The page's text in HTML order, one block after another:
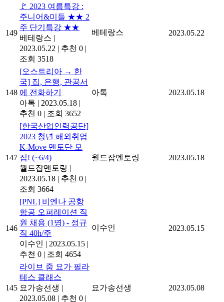
149
🚩 2023 여름특강 :
주니어&미들 ★★ 2
주 단기특강 ★★
베테랑스 |
2023.05.22 | 추천 0 |
조회 3518
베테랑스 2023.05.22
148
[오스트리아 → 한
국] 집, 은행, 관공서
에 전화하기
아톡 | 2023.05.18 |
추천 0 | 조회 3652
아톡 2023.05.18
147
[한국산업인력공단]
2023 청년 해외취업
K-Move 멘토단 모
집! (~6/4)
월드잡멘토링 |
2023.05.18 | 추천 0 |
조회 3664
월드잡멘토링 2023.05.18
146
[PNL] 비엔나 공항
항공 오퍼레이션 직
원 채용 (1명) - 정규
직 40h/주
이수인 | 2023.05.15 |
추천 0 | 조회 4654
이수인 2023.05.15
145
라이브 줌 요가 필라
테스 클래스
요가송선생 |
2023.05.08 | 추천 0 |
요가송선생 2023.05.08